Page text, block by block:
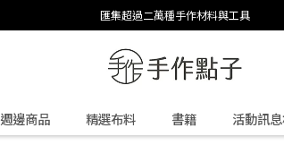
匯集超過二萬種手作材料與工具
週邊商品 精選布料 書籍 活動訊